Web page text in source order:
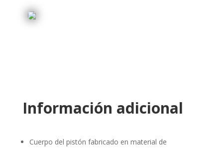
Información adicional
Cuerpo del pistón fabricado en material de